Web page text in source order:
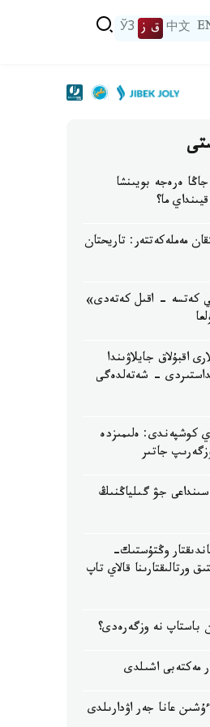
中文 ق ز ЎЗ
جاڭا ەرەجە بويىنشا
ما؟
مەملەكەتتەر: تاريحتان
كەتسە - اقىل كەتەدى»
اقبۇلاق جايلاۋىندا
- شەتەلدەگى
كوشپەندى: ەلىمىزدە
جاتىر
جۋ گىلياڭنىڭ
وڭتۇستىك-
ورتالىقتارىنا قالاي تاپ
مەكتەبى اشىلدى
عانا جەر اۋدارىلدى